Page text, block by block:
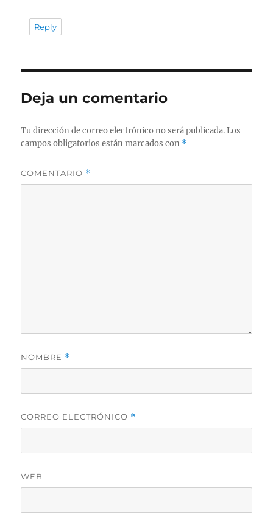
Reply
Deja un comentario
Tu dirección de correo electrónico no será publicada. Los
campos obligatorios están marcados con *
COMENTARIO *
NOMBRE *
CORREO ELECTRÓNICO *
WEB